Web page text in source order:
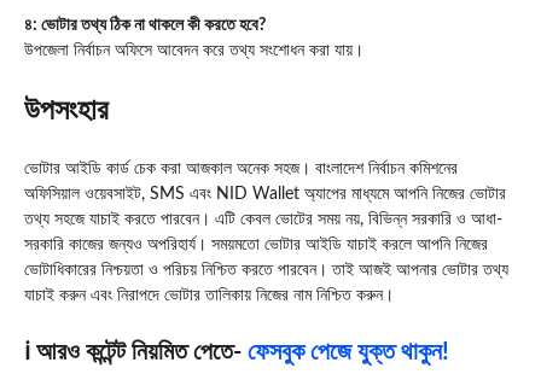
৪: ভোটার তথ্য ঠিক না থাকলে কী করতে হবে?
উপজেলা নির্বাচন অফিসে আবেদন করে তথ্য সংশোধন করা যায়।
উপসংহার
ভোটার আইডি কার্ড চেক করা আজকাল অনেক সহজ। বাংলাদেশ নির্বাচন কমিশনের
অফিসিয়াল ওয়েবসাইট, SMS এবং NID Wallet অ্যাপের মাধ্যমে আপনি নিজের ভোটার
তথ্য সহজে যাচাই করতে পারবেন। এটি কেবল ভোটের সময় নয়, বিভিন্ন সরকারি ও আধা-
সরকারি কাজের জন্যও অপরিহার্য। সময়মতো ভোটার আইডি যাচাই করলে আপনি নিজের
ভোটাধিকারের নিশ্চয়তা ও পরিচয় নিশ্চিত করতে পারবেন। তাই আজই আপনার ভোটার তথ্য
যাচাই করুন এবং নিরাপদে ভোটার তালিকায় নিজের নাম নিশ্চিত করুন।
ℹ️ আরও কন্টেন্ট নিয়মিত পেতে- ফেসবুক পেজে যুক্ত থাকুন!